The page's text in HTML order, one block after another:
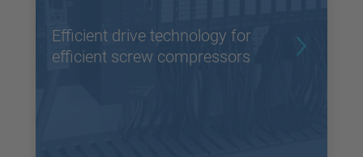
Efficient drive technology for
efficient screw compressors